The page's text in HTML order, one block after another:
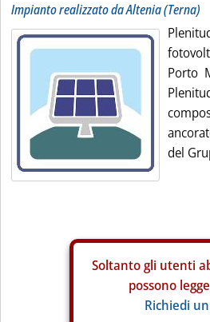
Impianto realizzato da Altenia (Terna)
Porto
del
Soltanto gli utenti
possono
Richiedi